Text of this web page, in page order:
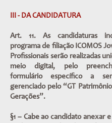
III - DA CANDIDATURA
Art. 11. As candidaturas
programa de filiação ICOMOS
Profissionais serão realizadas
meio digital, pelo
formulário específico a
gerenciado pelo “GT
Gerações”.
§1 – Cabe ao candidato anexar